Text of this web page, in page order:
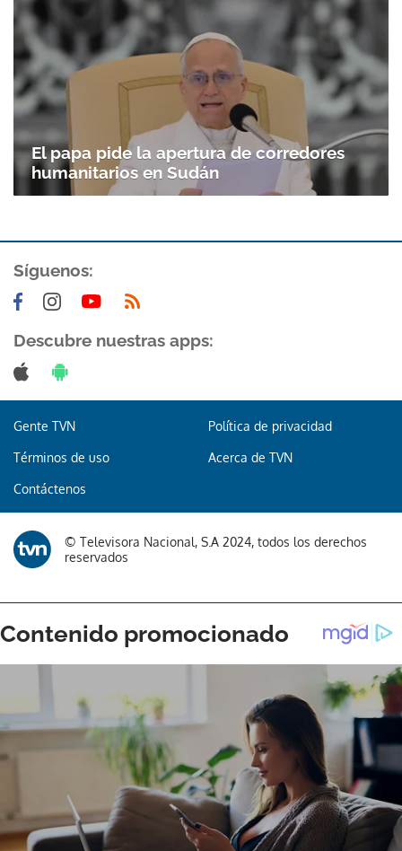
Gracias por suscribirte a nuestro boletín.
El papa pide la apertura de corredores
humanitarios en Sudán
Síguenos:
Descubre nuestras apps:
Gente TVN Política de privacidad
Términos de uso Acerca de TVN
Contáctenos
© Televisora Nacional, S.A 2024, todos los derechos
reservados